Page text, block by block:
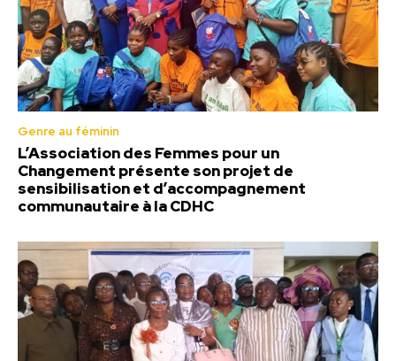
Genre au féminin
L’Association des Femmes pour un
Changement présente son projet de
sensibilisation et d’accompagnement
communautaire à la CDHC